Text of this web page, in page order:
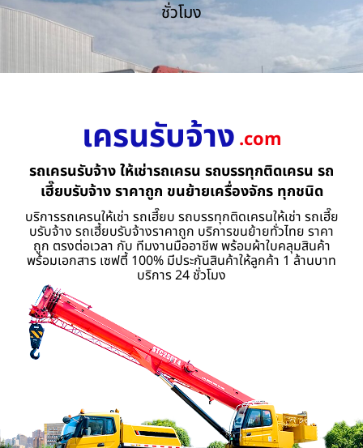
ชั่วโมง
เครนรับจ้าง .com
รถเครนรับจ้าง ให้เช่ารถเครน รถบรรทุกติดเครน รถ
เฮี๊ยบรับจ้าง ราคาถูก ขนย้ายเครื่องจักร ทุกชนิด
บริการรถเครนให้เช่า รถเฮี๊ยบ รถบรรทุกติดเครนให้เช่า รถเฮี๊ย
บรับจ้าง รถเฮี้ยบรับจ้างราคาถูก บริการขนย้ายทั่วไทย ราคา
ถูก ตรงต่อเวลา กับ ทีมงานมืออาชีพ พร้อมผ้าใบคลุมสินค้า
พร้อมเอกสาร เซฟตี้ 100% มีประกันสินค้าให้ลูกค้า 1 ล้านบาท
บริการ 24 ชั่วโมง